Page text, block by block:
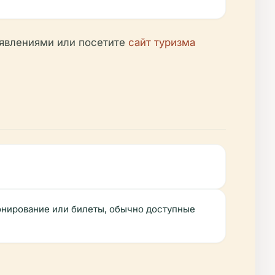
или посетите сайт туризма
или билеты, обычно доступные